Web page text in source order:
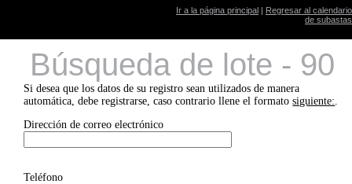
Ir a la página principal | Regresar al calendario
de subastas
Búsqueda de lote - 90
Si desea que los datos de su registro sean utilizados de manera
automática, debe registrarse, caso contrario llene el formatosiguiente:.
Dirección de correo electrónico
Teléfono